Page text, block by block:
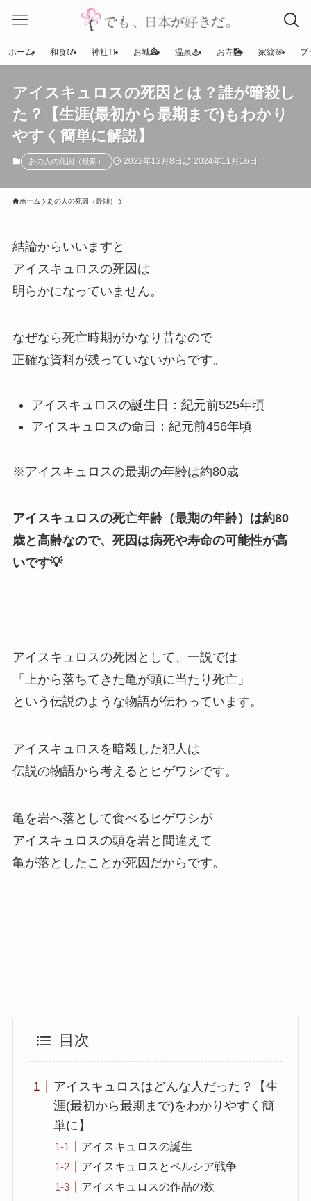
ホーム 和食🥢 神社⛩ お城🏯 温泉♨ お寺🎑 家紋🌸 プ
アイスキュロスの死因とは？誰が暗殺し
た？【生涯(最初から最期まで)もわかり
やすく簡単に解説】
あの人の死因（最期） 2022年12月8日 2024年11月16日
ホーム あの人の死因（最期）
結論からいいますと
アイスキュロスの死因は
明らかになっていません。
なぜなら死亡時期がかなり昔なので
正確な資料が残っていないからです。
アイスキュロスの誕生日：紀元前525年頃
アイスキュロスの命日：紀元前456年頃
※アイスキュロスの最期の年齢は約80歳
アイスキュロスの死亡年齢（最期の年齢）は約80
歳と高齢なので、死因は病死や寿命の可能性が高
いです💡
アイスキュロスの死因として、一説では
「上から落ちてきた亀が頭に当たり死亡」
という伝説のような物語が伝わっています。
アイスキュロスを暗殺した犯人は
伝説の物語から考えるとヒゲワシです。
亀を岩へ落として食べるヒゲワシが
アイスキュロスの頭を岩と間違えて
亀が落としたことが死因だからです。
目次
アイスキュロスはどんな人だった？【生
涯(最初から最期まで)をわかりやすく簡
単に】
アイスキュロスの誕生
アイスキュロスとペルシア戦争
アイスキュロスの作品の数